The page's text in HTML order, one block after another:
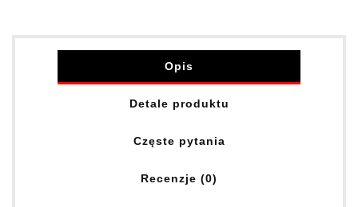
Opis
Detale produktu
Częste pytania
Recenzje (0)